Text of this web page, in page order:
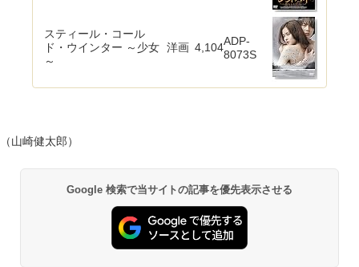
スティール・コール
ド・ウインター ～少女
～
洋画 4,104ADP-
8073S
（山崎健太郎）
Google 検索で当サイトの記事を優先表示させる